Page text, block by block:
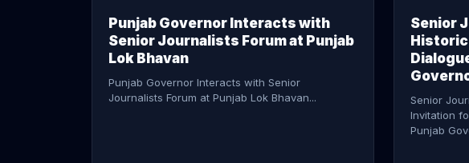
Punjab Governor Interacts with
Senior Journalists Forum at Punjab
Lok Bhavan
Punjab Governor Interacts with Senior
Journalists Forum at Punjab Lok Bhavan...
Senior
Senior
Invitation
Punjab